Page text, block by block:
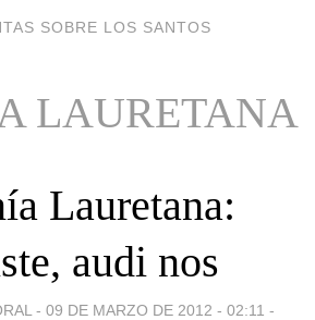
SOBRE LOS SANTOS
LAURETANA
Lauretana:
audi nos
- 09 DE MARZO DE 2012 - 02:11 -